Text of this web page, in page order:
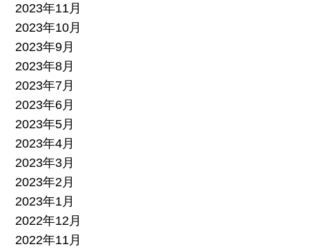
2023年11月
2023年10月
2023年9月
2023年8月
2023年7月
2023年6月
2023年5月
2023年4月
2023年3月
2023年2月
2023年1月
2022年12月
2022年11月